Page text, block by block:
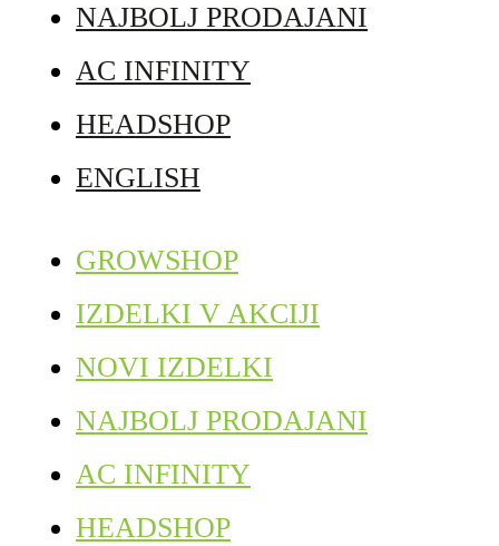
NAJBOLJ PRODAJANI
AC INFINITY
HEADSHOP
ENGLISH
GROWSHOP
IZDELKI V AKCIJI
NOVI IZDELKI
NAJBOLJ PRODAJANI
AC INFINITY
HEADSHOP